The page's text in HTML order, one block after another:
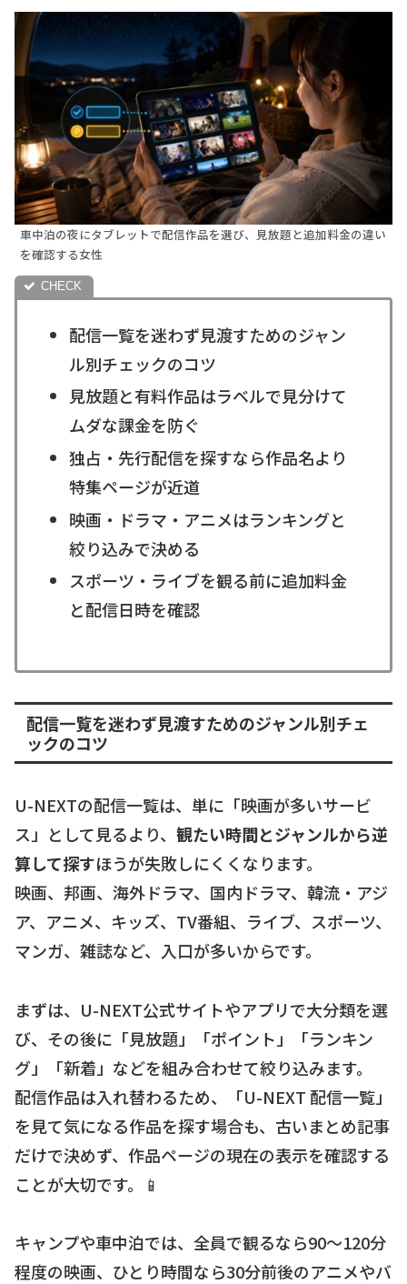
車中泊の夜にタブレットで配信作品を選び、見放題と追加料金の違い
を確認する女性
配信一覧を迷わず見渡すためのジャン
ル別チェックのコツ
見放題と有料作品はラベルで見分けて
ムダな課金を防ぐ
独占・先行配信を探すなら作品名より
特集ページが近道
映画・ドラマ・アニメはランキングと
絞り込みで決める
スポーツ・ライブを観る前に追加料金
と配信日時を確認
配信一覧を迷わず見渡すためのジャンル別チェ
ックのコツ
U-NEXTの配信一覧は、単に「映画が多いサービ
ス」として見るより、 観たい時間とジャンルから逆
算して探すほうが失敗しにくくなります。
映画、邦画、海外ドラマ、国内ドラマ、韓流・アジ
ア、アニメ、キッズ、TV番組、ライブ、スポーツ、
マンガ、雑誌など、入口が多いからです。
まずは、U-NEXT公式サイトやアプリで大分類を選
び、その後に「見放題」「ポイント」「ランキン
グ」「新着」などを組み合わせて絞り込みます。
配信作品は入れ替わるため、「U-NEXT 配信一覧」
を見て気になる作品を探す場合も、古いまとめ記事
だけで決めず、作品ページの現在の表示を確認する
ことが大切です。📱
キャンプや車中泊では、全員で観るなら90〜120分
程度の映画、ひとり時間なら30分前後のアニメやバ